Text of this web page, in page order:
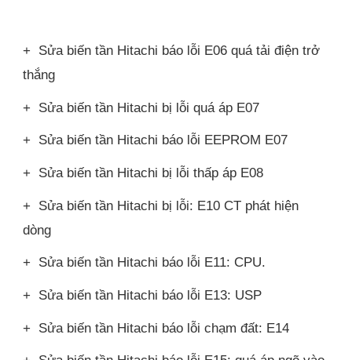
+ Sửa biến tần Hitachi báo lỗi E06 quá tải điện trở
thắng
+ Sửa biến tần Hitachi bị lỗi quá áp E07
+ Sửa biến tần Hitachi báo lỗi EEPROM E07
+ Sửa biến tần Hitachi bị lỗi thấp áp E08
+ Sửa biến tần Hitachi bị lỗi: E10 CT phát hiện
dòng
+ Sửa biến tần Hitachi báo lỗi E11: CPU.
+ Sửa biến tần Hitachi báo lỗi E13: USP
+ Sửa biến tần Hitachi báo lỗi chạm đất: E14